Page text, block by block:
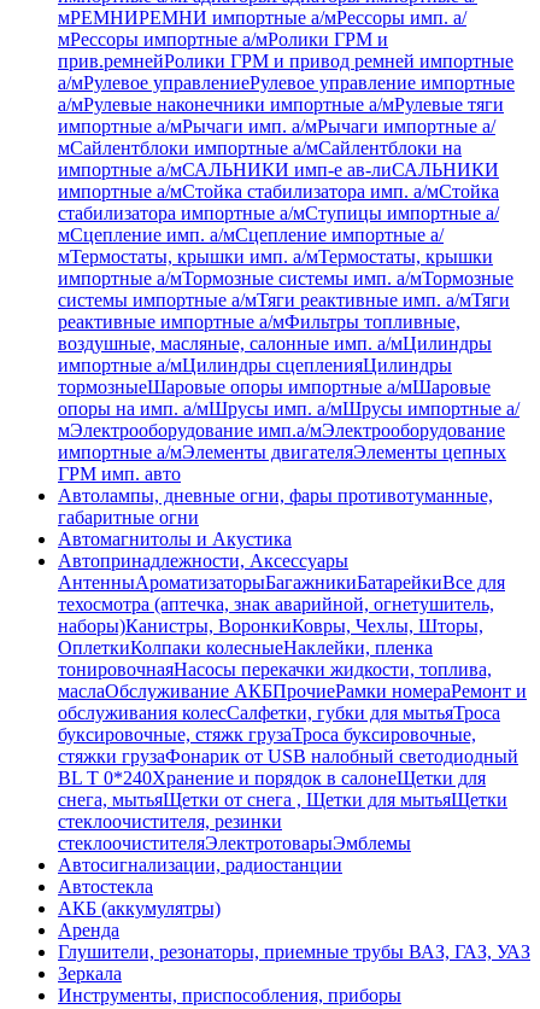
мРЕМНИРЕМНИ импортные а/мРессоры имп. а/
мРессоры импортные а/мРолики ГРМ и
прив.ремнейРолики ГРМ и привод ремней импортные
а/мРулевое управлениеРулевое управление импортные
а/мРулевые наконечники импортные а/мРулевые тяги
импортные а/мРычаги имп. а/мРычаги импортные а/
мСайлентблоки импортные а/мСайлентблоки на
импортные а/мСАЛЬНИКИ имп-е ав-лиСАЛЬНИКИ
импортные а/мСтойка стабилизатора имп. а/мСтойка
стабилизатора импортные а/мСтупицы импортные а/
мСцепление имп. а/мСцепление импортные а/
мТермостаты, крышки имп. а/мТермостаты, крышки
импортные а/мТормозные системы имп. а/мТормозные
системы импортные а/мТяги реактивные имп. а/мТяги
реактивные импортные а/мФильтры топливные,
воздушные, масляные, салонные имп. а/мЦилиндры
импортные а/мЦилиндры сцепленияЦилиндры
тормозныеШаровые опоры импортные а/мШаровые
опоры на имп. а/мШрусы имп. а/мШрусы импортные а/
мЭлектрооборудование имп.а/мЭлектрооборудование
импортные а/мЭлементы двигателяЭлементы цепных
ГРМ имп. авто
Автолампы, дневные огни, фары противотуманные,
габаритные огни
Автомагнитолы и Акустика
Автопринадлежности, Аксессуары
АнтенныАроматизаторыБагажникиБатарейкиВсе для
техосмотра (аптечка, знак аварийной, огнетушитель,
наборы)Канистры, ВоронкиКовры, Чехлы, Шторы,
ОплеткиКолпаки колесныеНаклейки, пленка
тонировочнаяНасосы перекачки жидкости, топлива,
маслаОбслуживание АКБПрочиеРамки номераРемонт и
обслуживания колесСалфетки, губки для мытьяТроса
буксировочные, стяжк грузаТроса буксировочные,
стяжки грузаФонарик от USB налобный светодиодный
BL T 0*240Хранение и порядок в салонеЩетки для
снега, мытьяЩетки от снега , Щетки для мытьяЩетки
стеклоочистителя, резинки
стеклоочистителяЭлектротоварыЭмблемы
Автосигнализации, радиостанции
Автостекла
АКБ (аккумулятры)
Аренда
Глушители, резонаторы, приемные трубы ВАЗ, ГАЗ, УАЗ
Зеркала
Инструменты, приспособления, приборы